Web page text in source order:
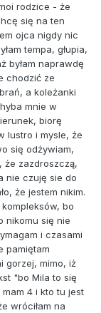
rodzice - że
się na ten
ojca nigdy nic
tempa, głupia,
byłam naprawdę
chodzić ze
a koleżanki
mnie w
biorę
lustro i mysle, że
się odżywiam,
że zazdroszczą,
nie czuję sie do
że jestem nikim.
kompleksów, bo
nikomu się nie
i czasami
pamiętam
gorzej, mimo, iż
"bo Mila to się
mam 4 i kto tu jest
wróciłam na